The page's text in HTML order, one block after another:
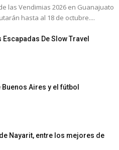
las Vendimias 2026 en Guanajuato
hasta al 18 de octubre....
Escapadas De Slow Travel
Aires y el fútbol
Nayarit, entre los mejores de